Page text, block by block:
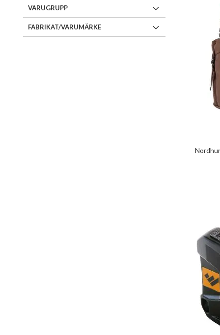
VARUGRUPP
FABRIKAT/VARUMÄRKE